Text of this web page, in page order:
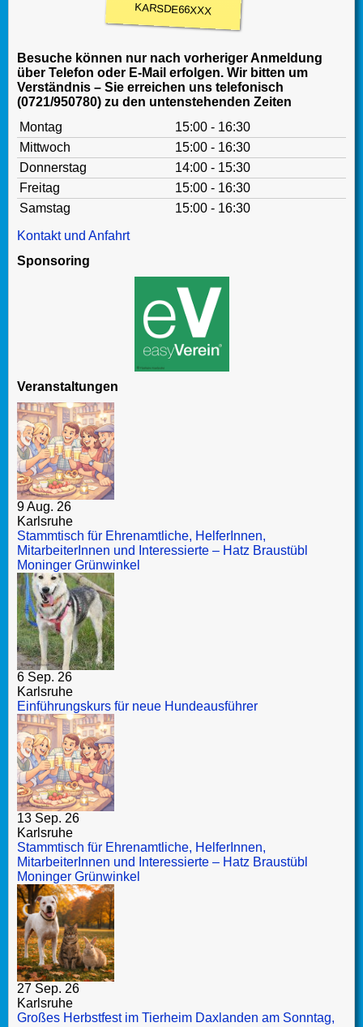
KARSDE66XXX
Besuche können nur nach vorheriger Anmeldung
über Telefon oder E-Mail erfolgen. Wir bitten um
Verständnis – Sie erreichen uns telefonisch
(0721/950780) zu den untenstehenden Zeiten
Montag
15:00 - 16:30
Mittwoch
15:00 - 16:30
Donnerstag
14:00 - 15:30
Freitag
15:00 - 16:30
Samstag
15:00 - 16:30
Kontakt und Anfahrt
Sponsoring
Veranstaltungen
9 Aug. 26
Karlsruhe
Stammtisch für Ehrenamtliche, HelferInnen,
MitarbeiterInnen und Interessierte – Hatz Braustübl
Moninger Grünwinkel
6 Sep. 26
Karlsruhe
Einführungskurs für neue Hundeausführer
13 Sep. 26
Karlsruhe
Stammtisch für Ehrenamtliche, HelferInnen,
MitarbeiterInnen und Interessierte – Hatz Braustübl
Moninger Grünwinkel
27 Sep. 26
Karlsruhe
Großes Herbstfest im Tierheim Daxlanden am Sonntag,